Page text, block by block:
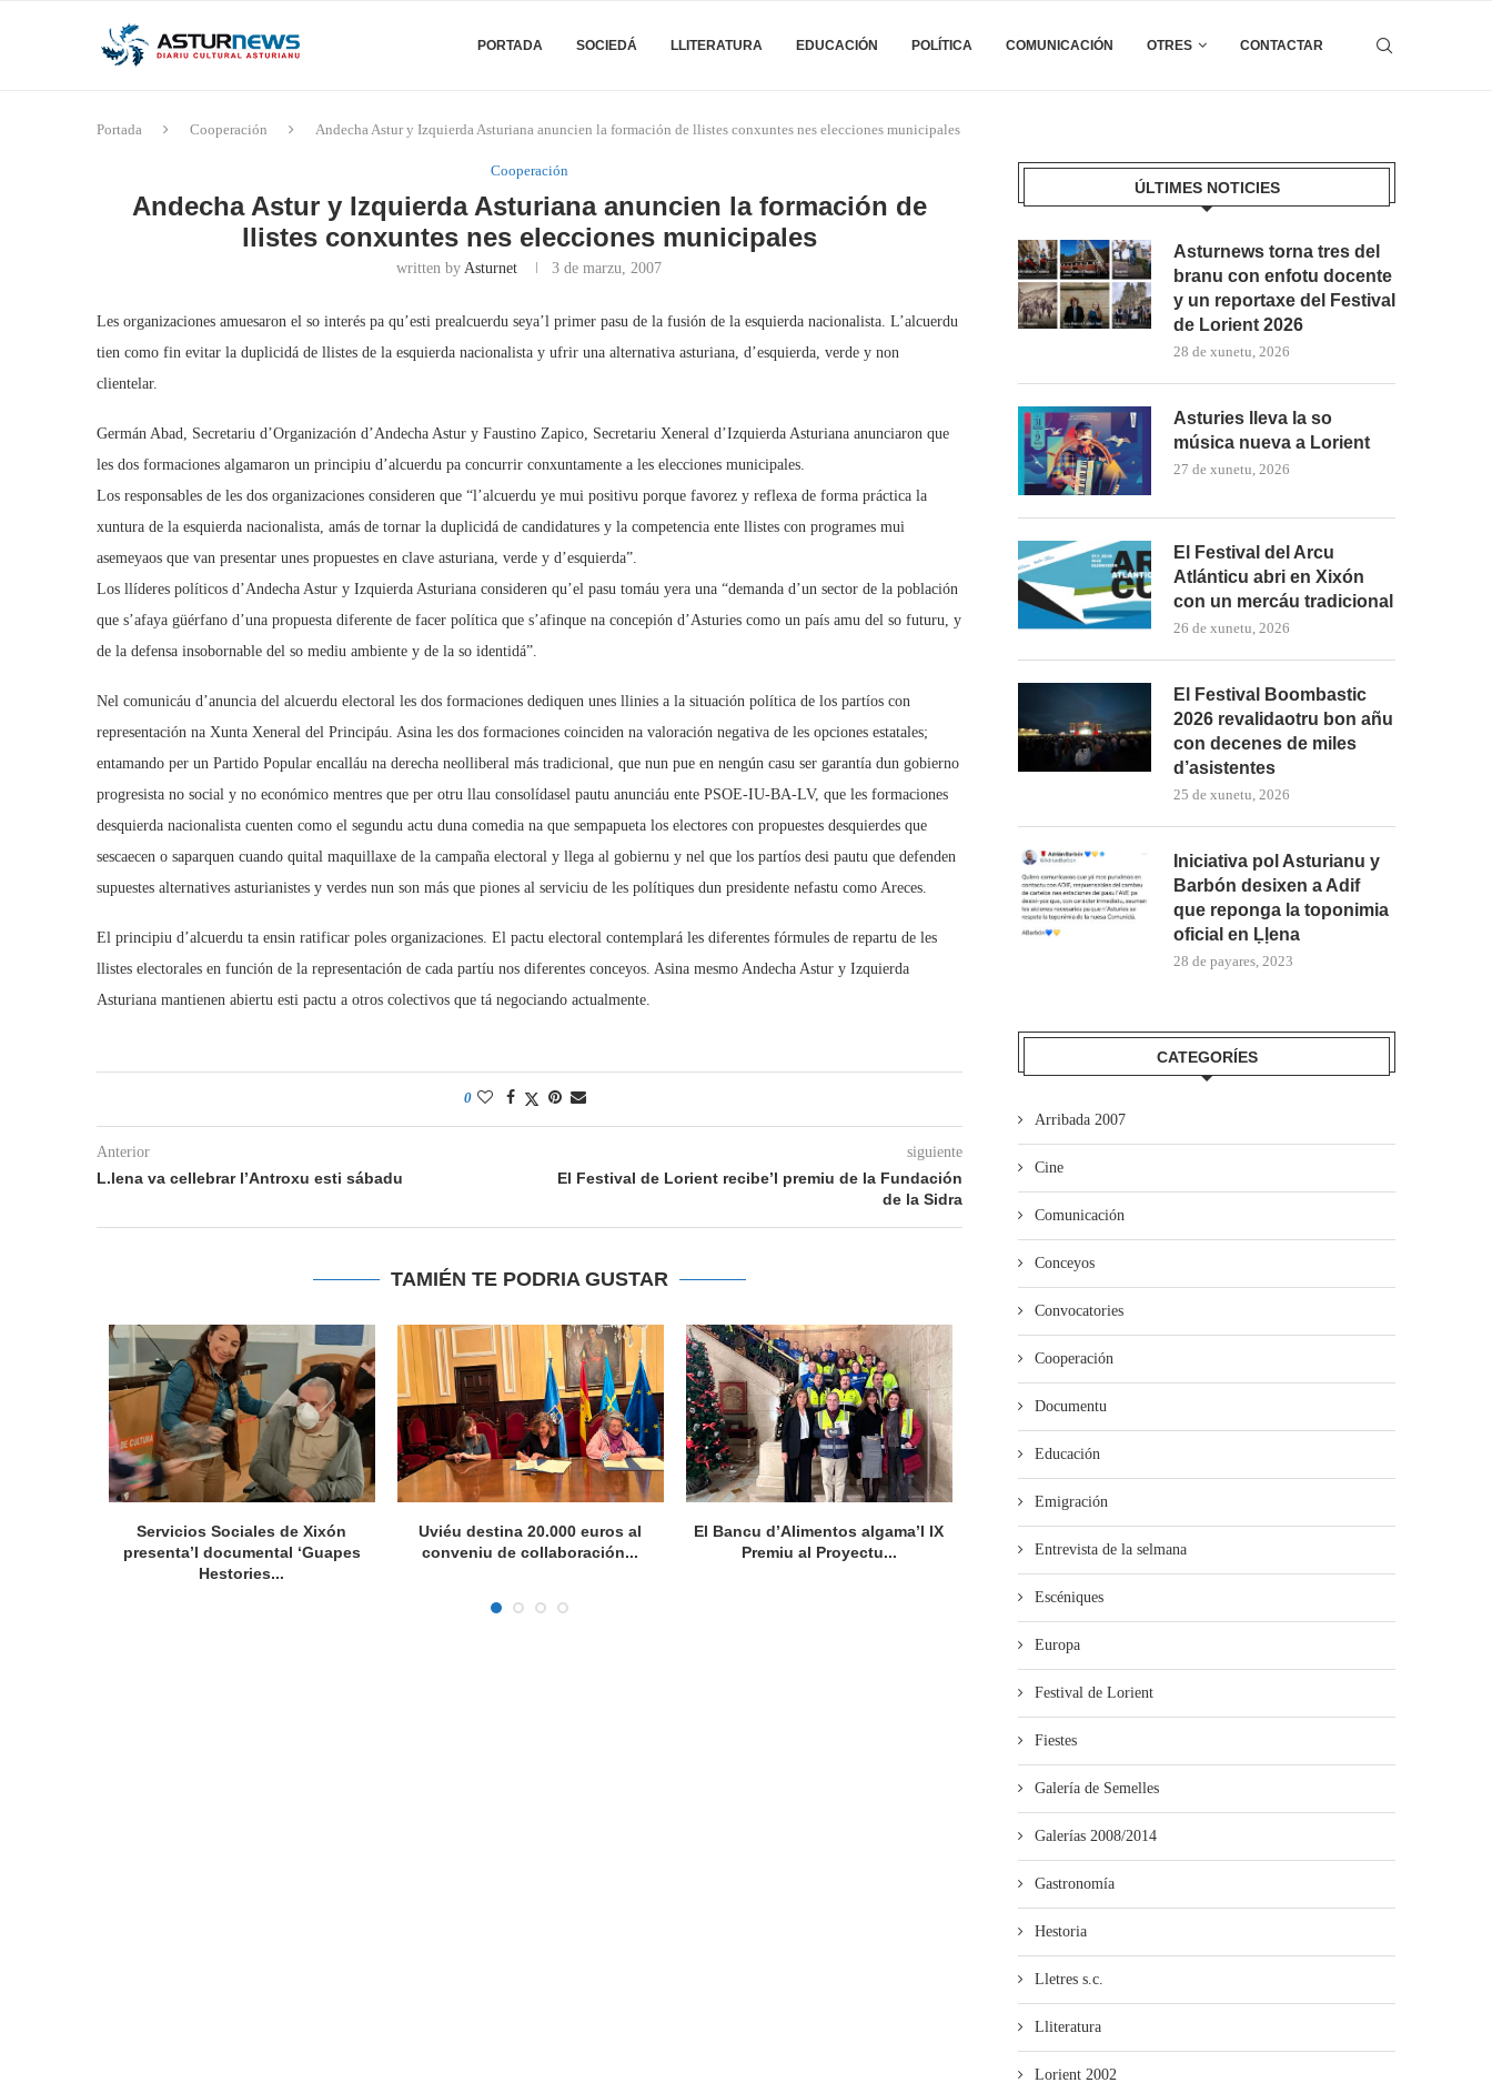
PORTADA SOCIEDÁ LLITERATURA EDUCACIÓN POLÍTICA COMUNICACIÓN OTRES CONTACTAR
Portada Cooperación Andecha Astur y Izquierda Asturiana anuncien la formación de llistes conxuntes nes elecciones municipales
Cooperación
Andecha Astur y Izquierda Asturiana anuncien la formación de
llistes conxuntes nes elecciones municipales
written byAsturnet 3 de marzu, 2007
Les organizaciones amuesaron el so interés pa qu’esti prealcuerdu seya’l primer pasu de la fusión de la esquierda nacionalista. L’alcuerdu
tien como fin evitar la duplicidá de llistes de la esquierda nacionalista y ufrir una alternativa asturiana, d’esquierda, verde y non
clientelar.
Germán Abad, Secretariu d’Organización d’Andecha Astur y Faustino Zapico, Secretariu Xeneral d’Izquierda Asturiana anunciaron que
les dos formaciones algamaron un principiu d’alcuerdu pa concurrir conxuntamente a les elecciones municipales.
Los responsables de les dos organizaciones consideren que “l’alcuerdu ye mui positivu porque favorez y reflexa de forma práctica la
xuntura de la esquierda nacionalista, amás de tornar la duplicidá de candidatures y la competencia ente llistes con programes mui
asemeyaos que van presentar unes propuestes en clave asturiana, verde y d’esquierda”.
Los llíderes políticos d’Andecha Astur y Izquierda Asturiana consideren qu’el pasu tomáu yera una “demanda d’un sector de la población
que s’afaya güérfano d’una propuesta diferente de facer política que s’afinque na concepión d’Asturies como un país amu del so futuru, y
de la defensa insobornable del so mediu ambiente y de la so identidá”.
Nel comunicáu d’anuncia del alcuerdu electoral les dos formaciones dediquen unes llinies a la situación política de los partíos con
representación na Xunta Xeneral del Principáu. Asina les dos formaciones coinciden na valoración negativa de les opciones estatales;
entamando per un Partido Popular encalláu na derecha neolliberal más tradicional, que nun pue en nengún casu ser garantía dun gobierno
progresista no social y no económico mentres que per otru llau consolídasel pautu anunciáu ente PSOE-IU-BA-LV, que les formaciones
desquierda nacionalista cuenten como el segundu actu duna comedia na que sempapueta los electores con propuestes desquierdes que
sescaecen o saparquen cuando quital maquillaxe de la campaña electoral y llega al gobiernu y nel que los partíos desi pautu que defenden
supuestes alternatives asturianistes y verdes nun son más que piones al serviciu de les polítiques dun presidente nefastu como Areces.
El principiu d’alcuerdu ta ensin ratificar poles organizaciones. El pactu electoral contemplará les diferentes fórmules de repartu de les
llistes electorales en función de la representación de cada partíu nos diferentes conceyos. Asina mesmo Andecha Astur y Izquierda
Asturiana mantienen abiertu esti pactu a otros colectivos que tá negociando actualmente.
0
Anterior
L.lena va cellebrar l’Antroxu esti sábadu
siguiente
El Festival de Lorient recibe’l premiu de la Fundación
de la Sidra
TAMIÉN TE PODRIA GUSTAR
Servicios Sociales de Xixón
presenta’l documental ‘Guapes
Hestories...
Uviéu destina 20.000 euros al
conveniu de collaboración...
El Bancu d’Alimentos algama’l IX
Premiu al Proyectu...
El llunes celébrase la I Xornada de
la...
El grupu muyeres del
ÚLTIMES NOTICIES
Asturnews torna tres del
branu con enfotu docente
y un reportaxe del Festival
de Lorient 2026
28 de xunetu, 2026
Asturies lleva la so
música nueva a Lorient
27 de xunetu, 2026
El Festival del Arcu
Atlánticu abri en Xixón
con un mercáu tradicional
26 de xunetu, 2026
El Festival Boombastic
2026 revalidaotru bon añu
con decenes de miles
d’asistentes
25 de xunetu, 2026
Iniciativa pol Asturianu y
Barbón desixen a Adif
que reponga la toponimia
oficial en Ḷḷena
28 de payares, 2023
CATEGORÍES
Arribada 2007
Cine
Comunicación
Conceyos
Convocatories
Cooperación
Documentu
Educación
Emigración
Entrevista de la selmana
Escéniques
Europa
Festival de Lorient
Fiestes
Galería de Semelles
Galerías 2008/2014
Gastronomía
Hestoria
Lletres s.c.
Lliteratura
Lorient 2002